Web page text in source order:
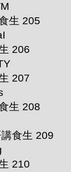
生 205
206
207
生 208
食生 209
210